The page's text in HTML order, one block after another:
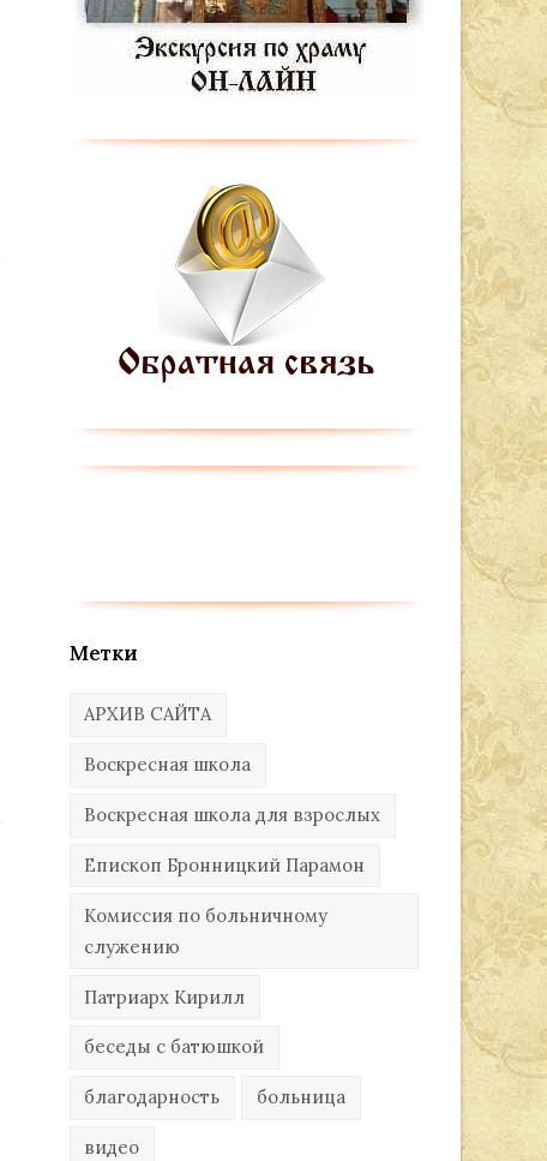
Метки
АРХИВ САЙТА
Воскресная школа
Воскресная школа для взрослых
Епископ Бронницкий Парамон
Комиссия по больничному
служению
Патриарх Кирилл
беседы с батюшкой
благодарность больница
видео